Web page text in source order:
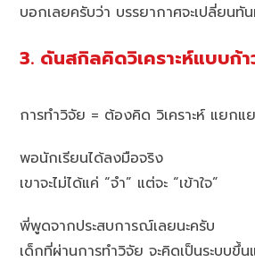
บอกเลยครับว่า บรรยากาศจะเปลี่ยนทั
3. ดันสกิลคิดวิเคราะห์แบบก้า
การทำวิจัย = ต้องคิด วิเคราะห์ แยกแ
พอนักเรียนได้ลงมือจริง
เขาจะไม่ได้แค่ “จำ” แต่จะ “เข้าใจ”
พี่พูดจากประสบการณ์เลยนะครับ
เด็กที่ผ่านการทำวิจัย จะคิดเป็นระบบขึ้